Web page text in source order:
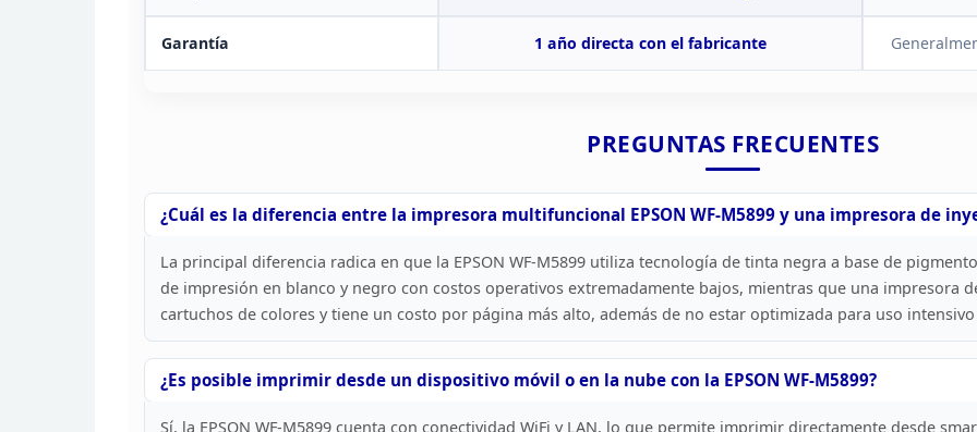
Y OPERACION
Garantía 1 año directa con el fabricante
PREGUNTAS FRECUENTES
¿Cuál es la diferencia entre la impresora multifuncional EPSON WF-M5899 y una impresora de
La principal diferencia radica en que la EPSON WF-M5899 utiliza tecnología de tinta negra a base de
de impresión en blanco y negro con costos operativos extremadamente bajos, mientras que una impresora
cartuchos de colores y tiene un costo por página más alto, además de no estar optimizada para uso
¿Es posible imprimir desde un dispositivo móvil o en la nube con la EPSON WF-M5899?
Sí, la EPSON WF-M5899 cuenta con conectividad WiFi y LAN, lo que permite imprimir directamente desde